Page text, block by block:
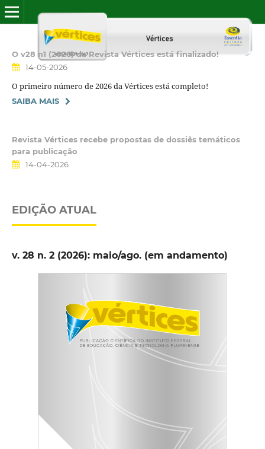
O v28 n1 (2026) da Revista Vértices está finalizado!
14-05-2026
O primeiro número de 2026 da Vértices está completo!
SAIBA MAIS
Revista Vértices recebe propostas de dossiês temáticos
para publicação
14-04-2026
EDIÇÃO ATUAL
v. 28 n. 2 (2026): maio/ago. (em andamento)